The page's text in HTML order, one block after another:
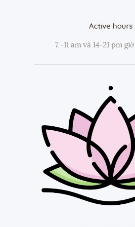
Active hours
7 -11 am và 14-21 pm